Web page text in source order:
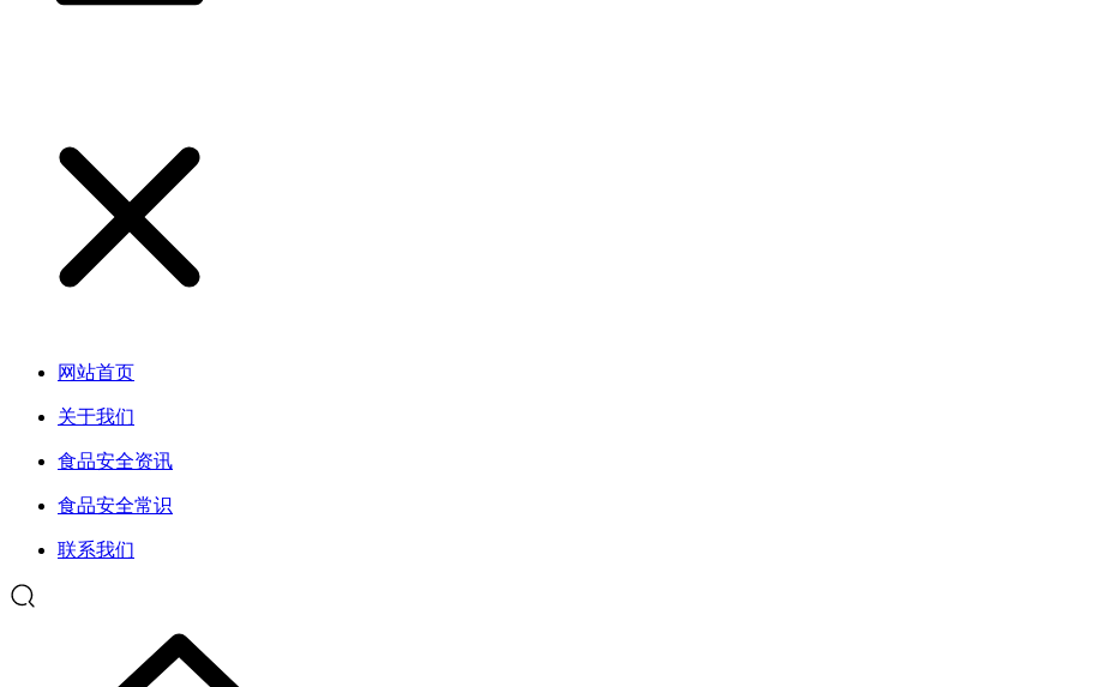
网站首页
关于我们
食品安全资讯
食品安全常识
联系我们